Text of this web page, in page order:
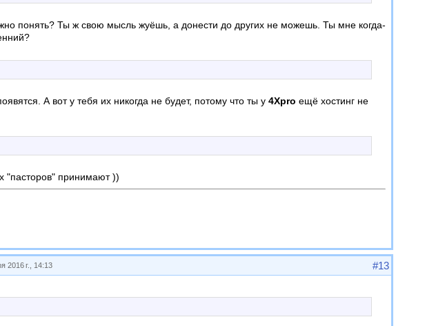
понять? Ты ж свою мысль жуёшь, а донести до других не можешь. Ты мне когда-
А вот у тебя их никогда не будет, потому что ты у4Хpro ещё хостинг не
"пасторов" принимают ))
2016 г., 14:13 #13